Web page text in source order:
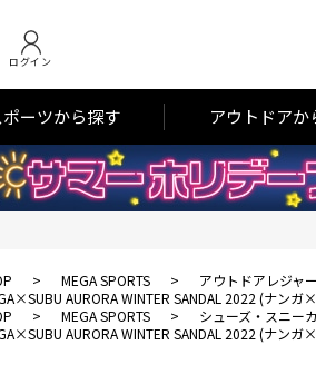
ログイン
ポーツから探す アウトドアか
> MEGA SPORTS > アウトドアレジャー
AURORA WINTER SANDAL 2022 (ナン
> MEGA SPORTS > シューズ・スニー
AURORA WINTER SANDAL 2022 (ナン